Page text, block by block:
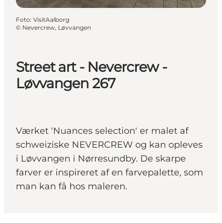
Street art - Nevercrew -
Løvvangen 267
Værket 'Nuances selection' er malet af
schweiziske NEVERCREW og kan opleves
i Løvvangen i Nørresundby. De skarpe
farver er inspireret af en farvepalette, som
man kan få hos maleren.
Foto: VisitAalborg
© Nevercrew, Løvvangen